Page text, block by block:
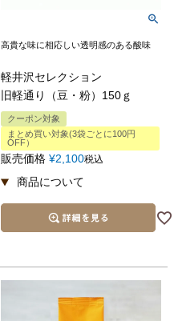
高貴な味に相応しい透明感のある酸味
軽井沢セレクション
旧軽通り（豆・粉）150ｇ
クーポン対象
まとめ買い対象(3袋ごとに100円
OFF）
販売価格 ¥2,100税込